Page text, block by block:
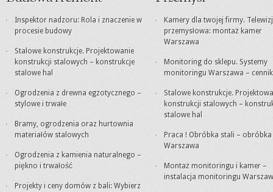
Inspektor nadzoru: Rola i znaczenie w
procesie budowy
Stalowe konstrukcje. Projektowanie
konstrukcji stalowych – konstrukcje
stalowe hal
Ogrodzenia z drewna egzotycznego –
stylowe i trwałe
Bramy, ogrodzenia oraz hurtownia
materiałów stalowych
Ogrodzenia z kamienia naturalnego –
piękno i trwałość
Projekty i ceny domów z bali: Wybierz
Kamery dla twojej firmy.
przemysłowa: montaż kamer
Warszawa
Monitoring do sklepu. Systemy
monitoringu Warszawa – cennik
Stalowe konstrukcje.
konstrukcji stalowych –
stalowe hal
Praca ! Obróbka stali – obróbka
Warszawa
Montaż monitoringu i kamer –
instalacja monitoringu